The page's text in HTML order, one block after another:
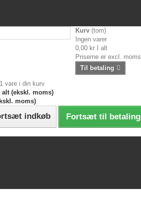
Kurv (tom)
Ingen varer
0,00 kr
I alt
Priserne er excl. moms
Til betaling
vare i din kurv
alt (ekskl. moms)
moms)
indkøb Fortsæt til betaling